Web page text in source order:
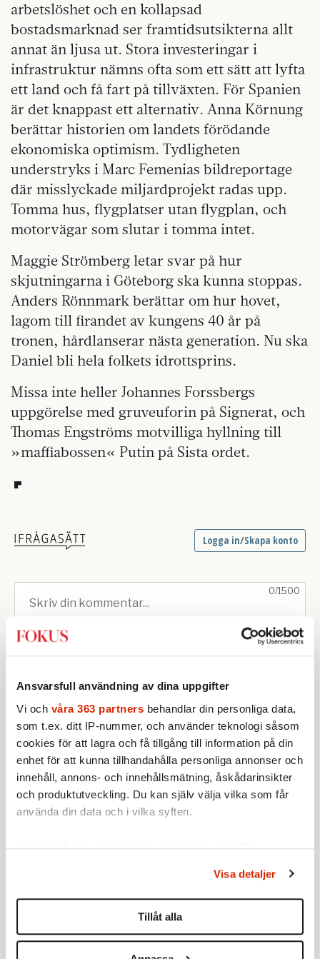
Ansvarsfull användning av dina uppgifter
Vi och våra 363 partners behandlar din personliga data,
som t.ex. ditt IP-nummer, och använder teknologi såsom
cookies för att lagra och få tillgång till information på din
enhet för att kunna tillhandahålla personliga annonser och
innehåll, annons- och innehållsmätning, åskådarinsikter
och produktutveckling. Du kan själv välja vilka som får
använda din data och i vilka syften.
Ta reda på mer om hur dina personliga uppgifter
Du kan ändra eller dra tillbaka ditt samtycke när som
helst från cookie-förklaringen.
Vi använder enhetsidentifierare för att anpassa innehållet
Visa detaljer
Tillåt alla
arbetslöshet och en kollapsad
bostadsmarknad ser framtidsutsikterna allt
annat än ljusa ut. Stora investeringar i
infrastruktur nämns ofta som ett sätt att lyfta
ett land och få fart på tillväxten. För Spanien
är det knappast ett alternativ. Anna Körnung
berättar historien om landets förödande
ekonomiska optimism. Tydligheten
understryks i Marc Femenias bildreportage
där misslyckade miljardprojekt radas upp.
Tomma hus, flygplatser utan flygplan, och
motorvägar som slutar i tomma intet.
Maggie Strömberg letar svar på hur
skjutningarna i Göteborg ska kunna stoppas.
Anders Rönnmark berättar om hur hovet,
lagom till firandet av kungens 40 år på
tronen, hårdlanserar nästa generation. Nu ska
Daniel bli hela folkets idrottsprins.
Missa inte heller Johannes Forssbergs
uppgörelse med gruveuforin på Signerat, och
Thomas Engströms motvilliga hyllning till
»maffiabossen« Putin på Sista ordet.
Text:Martin Ahlquist
Ingår i nummer 2013-37
Redaktionsbloggen